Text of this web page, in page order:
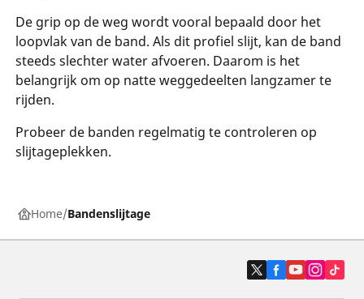
De grip op de weg wordt vooral bepaald door het
loopvlak van de band. Als dit profiel slijt, kan de band
steeds slechter water afvoeren. Daarom is het
belangrijk om op natte weggedeelten langzamer te
rijden.
Probeer de banden regelmatig te controleren op
slijtageplekken.
Home Bandenslijtage